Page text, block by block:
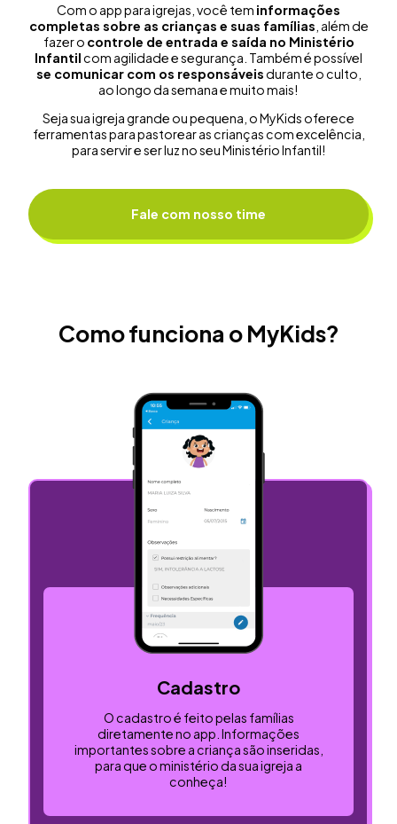
Com o app para igrejas, você tem informações
completas sobre as crianças e suas famílias , além de
fazer o controle de entrada e saída no Ministério
Infantilcom agilidade e segurança. Também é possível
se comunicar com os responsáveisdurante o culto,
ao longo da semana e muito mais!
Seja sua igreja grande ou pequena, o MyKids oferece
ferramentas para pastorear as crianças com excelência,
para servir e ser luz no seu Ministério Infantil!
Fale com nosso time
Como funciona o MyKids?
Cadastro
O cadastro é feito pelas famílias
diretamente no app. Informações
importantes sobre a criança são inseridas,
para que o ministério da sua igreja a
conheça!